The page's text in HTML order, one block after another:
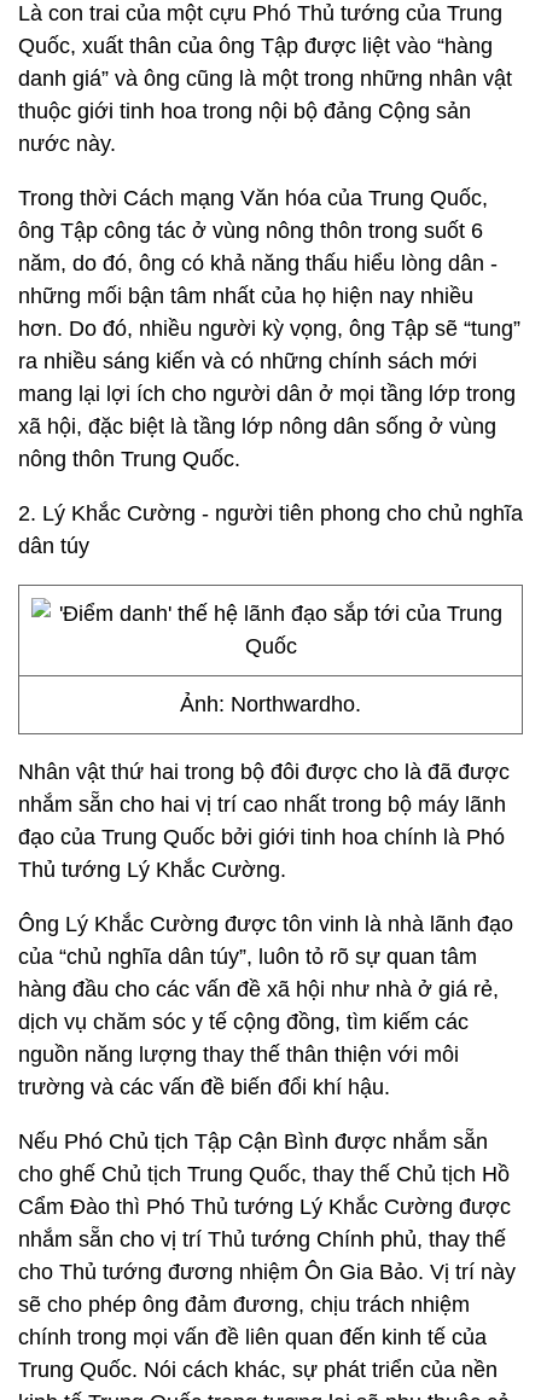
Là con trai của một cựu Phó Thủ tướng của Trung
Quốc, xuất thân của ông Tập được liệt vào “hàng
danh giá” và ông cũng là một trong những nhân vật
thuộc giới tinh hoa trong nội bộ đảng Cộng sản
nước này.
Trong thời Cách mạng Văn hóa của Trung Quốc,
ông Tập công tác ở vùng nông thôn trong suốt 6
năm, do đó, ông có khả năng thấu hiểu lòng dân -
những mối bận tâm nhất của họ hiện nay nhiều
hơn. Do đó, nhiều người kỳ vọng, ông Tập sẽ “tung”
ra nhiều sáng kiến và có những chính sách mới
mang lại lợi ích cho người dân ở mọi tầng lớp trong
xã hội, đặc biệt là tầng lớp nông dân sống ở vùng
nông thôn Trung Quốc.
2. Lý Khắc Cường - người tiên phong cho chủ nghĩa
dân túy
Ảnh: Northwardho.
Nhân vật thứ hai trong bộ đôi được cho là đã được
nhắm sẵn cho hai vị trí cao nhất trong bộ máy lãnh
đạo của Trung Quốc bởi giới tinh hoa chính là Phó
Thủ tướng Lý Khắc Cường.
Ông Lý Khắc Cường được tôn vinh là nhà lãnh đạo
của “chủ nghĩa dân túy”, luôn tỏ rõ sự quan tâm
hàng đầu cho các vấn đề xã hội như nhà ở giá rẻ,
dịch vụ chăm sóc y tế cộng đồng, tìm kiếm các
nguồn năng lượng thay thế thân thiện với môi
trường và các vấn đề biến đổi khí hậu.
Nếu Phó Chủ tịch Tập Cận Bình được nhắm sẵn
cho ghế Chủ tịch Trung Quốc, thay thế Chủ tịch Hồ
Cẩm Đào thì Phó Thủ tướng Lý Khắc Cường được
nhắm sẵn cho vị trí Thủ tướng Chính phủ, thay thế
cho Thủ tướng đương nhiệm Ôn Gia Bảo. Vị trí này
sẽ cho phép ông đảm đương, chịu trách nhiệm
chính trong mọi vấn đề liên quan đến kinh tế của
Trung Quốc. Nói cách khác, sự phát triển của nền